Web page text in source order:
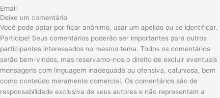
Email
Deixe um comentário
Você pode optar por ficar anônimo, usar um apelido ou se identificar.
Participe! Seus comentários poderão ser importantes para outros
participantes interessados no mesmo tema. Todos os comentários
serão bem-vindos, mas reservamo-nos o direito de excluir eventuais
mensagens com linguagem inadequada ou ofensiva, caluniosa, bem
como conteúdo meramente comercial. Os comentários são de
responsabilidade exclusiva de seus autores e não representam a